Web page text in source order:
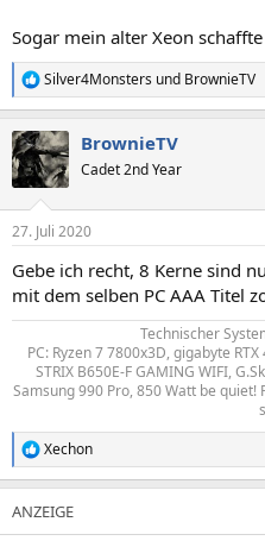
Sogar mein alter Xeon
R
e
k
t
i
e
:
Silver4Monsters und BrownieTV
BrownieTV
Cadet 2nd Year
27. Juli 2020
Gebe ich recht, 8 Kerne sind
mit dem selben PC AAA Titel
Technischer
PC: Ryzen 7 7800x3D, gigabyte
STRIX B650E-F GAMING WIFI,
Samsung 990 Pro, 850 Watt be
R
e
a
k
t
Xechon